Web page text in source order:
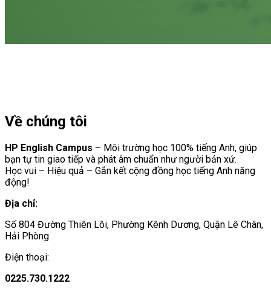
Về chúng tôi
HP English Campus – Môi trường học 100% tiếng Anh, giúp
bạn tự tin giao tiếp và phát âm chuẩn như người bản xứ.
Học vui – Hiệu quả – Gắn kết cộng đồng học tiếng Anh năng
động!
Địa chỉ:
Số 804 Đường Thiên Lôi, Phường Kênh Dương, Quận Lê Chân,
Hải Phòng
Điện thoại:
0225.730.1222